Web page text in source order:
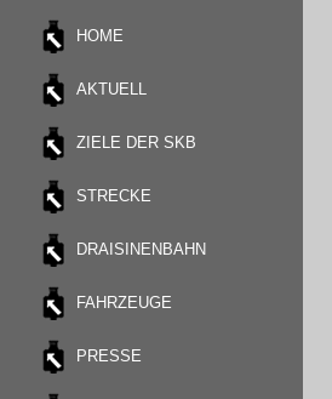
HOME
AKTUELL
ZIELE DER SKB
STRECKE
DRAISINENBAHN
FAHRZEUGE
PRESSE